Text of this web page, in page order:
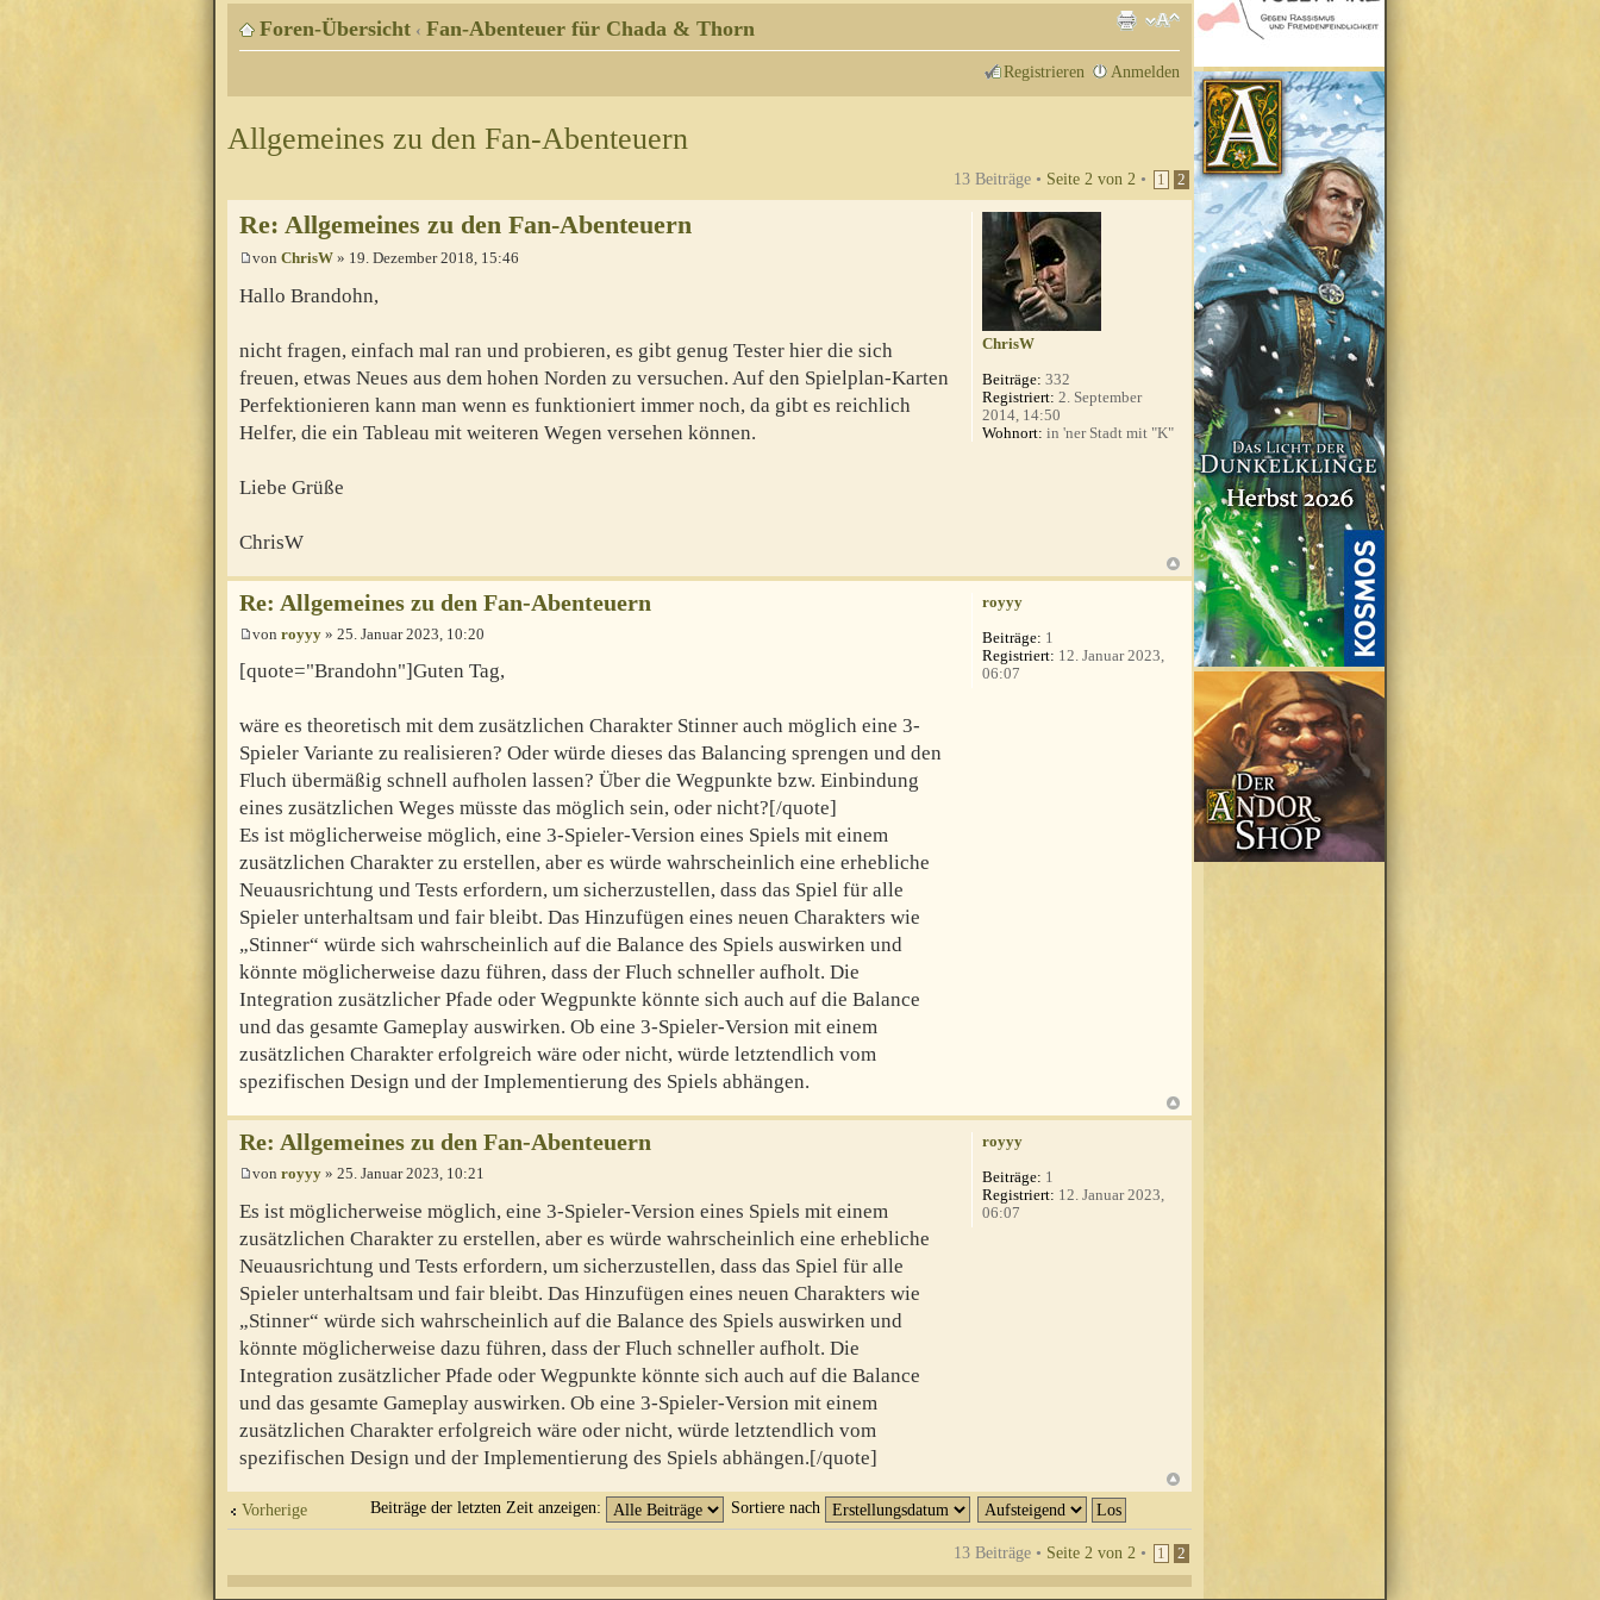
Foren-Übersicht ‹ Fan-Abenteuer für Chada & Thorn
Registrieren Anmelden
Allgemeines zu den Fan-Abenteuern
13 Beiträge • Seite 2 von 2 • 1 2
Re: Allgemeines zu den Fan-Abenteuern
von ChrisW » 19. Dezember 2018, 15:46
Hallo Brandohn,
nicht fragen, einfach mal ran und probieren, es gibt genug Tester hier die sich
freuen, etwas Neues aus dem hohen Norden zu versuchen. Auf den Spielplan-Karten
Perfektionieren kann man wenn es funktioniert immer noch, da gibt es reichlich
Helfer, die ein Tableau mit weiteren Wegen versehen können.
Liebe Grüße
ChrisW
ChrisW
Beiträge: 332
Registriert: 2. September
2014, 14:50
Wohnort: in 'ner Stadt mit "K"
Re: Allgemeines zu den Fan-Abenteuern
von royyy » 25. Januar 2023, 10:20
[quote="Brandohn"]Guten Tag,
wäre es theoretisch mit dem zusätzlichen Charakter Stinner auch möglich eine 3-
Spieler Variante zu realisieren? Oder würde dieses das Balancing sprengen und den
Fluch übermäßig schnell aufholen lassen? Über die Wegpunkte bzw. Einbindung
eines zusätzlichen Weges müsste das möglich sein, oder nicht?[/quote]
Es ist möglicherweise möglich, eine 3-Spieler-Version eines Spiels mit einem
zusätzlichen Charakter zu erstellen, aber es würde wahrscheinlich eine erhebliche
Neuausrichtung und Tests erfordern, um sicherzustellen, dass das Spiel für alle
Spieler unterhaltsam und fair bleibt. Das Hinzufügen eines neuen Charakters wie
„Stinner“ würde sich wahrscheinlich auf die Balance des Spiels auswirken und
könnte möglicherweise dazu führen, dass der Fluch schneller aufholt. Die
Integration zusätzlicher Pfade oder Wegpunkte könnte sich auch auf die Balance
und das gesamte Gameplay auswirken. Ob eine 3-Spieler-Version mit einem
zusätzlichen Charakter erfolgreich wäre oder nicht, würde letztendlich vom
spezifischen Design und der Implementierung des Spiels abhängen.
royyy
Beiträge: 1
Registriert: 12. Januar 2023,
06:07
Re: Allgemeines zu den Fan-Abenteuern
von royyy » 25. Januar 2023, 10:21
Es ist möglicherweise möglich, eine 3-Spieler-Version eines Spiels mit einem
zusätzlichen Charakter zu erstellen, aber es würde wahrscheinlich eine erhebliche
Neuausrichtung und Tests erfordern, um sicherzustellen, dass das Spiel für alle
Spieler unterhaltsam und fair bleibt. Das Hinzufügen eines neuen Charakters wie
„Stinner“ würde sich wahrscheinlich auf die Balance des Spiels auswirken und
könnte möglicherweise dazu führen, dass der Fluch schneller aufholt. Die
Integration zusätzlicher Pfade oder Wegpunkte könnte sich auch auf die Balance
und das gesamte Gameplay auswirken. Ob eine 3-Spieler-Version mit einem
zusätzlichen Charakter erfolgreich wäre oder nicht, würde letztendlich vom
spezifischen Design und der Implementierung des Spiels abhängen.[/quote]
royyy
Beiträge: 1
Registriert: 12. Januar 2023,
06:07
Vorherige Beiträge der letzten Zeit anzeigen: Sortiere nach
13 Beiträge • Seite 2 von 2 • 1 2